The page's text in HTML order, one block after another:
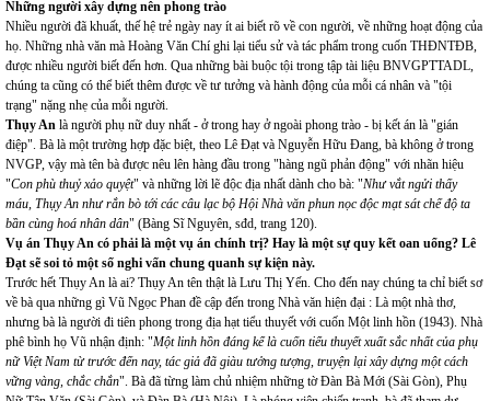
Những người xây dựng nên phong trào
Nhiều người đã khuất, thế hệ trẻ ngày nay ít ai biết rõ về con người, về những hoạt động của
họ. Những nhà văn mà Hoàng Văn Chí ghi lại tiểu sử và tác phẩm trong cuốn THĐNTĐB,
được nhiều người biết đến hơn. Qua những bài buộc tội trong tập tài liệu BNVGPTTADL,
chúng ta cũng có thể biết thêm được về tư tưởng và hành động của mỗi cá nhân và "tội
trạng" nặng nhẹ của mỗi người.
Thụy An là người phụ nữ duy nhất - ở trong hay ở ngoài phong trào - bị kết án là "gián
điệp". Bà là một trường hợp đặc biệt, theo Lê Đạt và Nguyễn Hữu Đang, bà không ở trong
NVGP, vậy mà tên bà được nêu lên hàng đầu trong "hàng ngũ phản động" với nhãn hiệu
"Con phù thuỷ xảo quyệt" và những lời lẽ độc địa nhất dành cho bà: "Như vắt ngửi thấy
máu, Thụy An như rắn bò tới các câu lạc bộ Hội Nhà văn phun nọc độc mạt sát chế độ ta
bần cùng hoá nhân dân" (Bàng Sĩ Nguyên, sđd, trang 120).
Vụ án Thụy An có phải là một vụ án chính trị? Hay là một sự quy kết oan uổng? Lê
Đạt sẽ soi tỏ một số nghi vấn chung quanh sự kiện này.
Trước hết Thụy An là ai? Thụy An tên thật là Lưu Thị Yến. Cho đến nay chúng ta chỉ biết sơ
về bà qua những gì Vũ Ngọc Phan đề cập đến trong Nhà văn hiện đại : Là một nhà thơ,
nhưng bà là người đi tiên phong trong địa hạt tiểu thuyết với cuốn Một linh hồn (1943). Nhà
phê bình họ Vũ nhận định: "Một linh hồn đáng kể là cuốn tiểu thuyết xuất sắc nhất của phụ
nữ Việt Nam từ trước đến nay, tác giả đã giàu tưởng tượng, truyện lại xây dựng một cách
vững vàng, chắc chắn". Bà đã từng làm chủ nhiệm những tờ Đàn Bà Mới (Sài Gòn), Phụ